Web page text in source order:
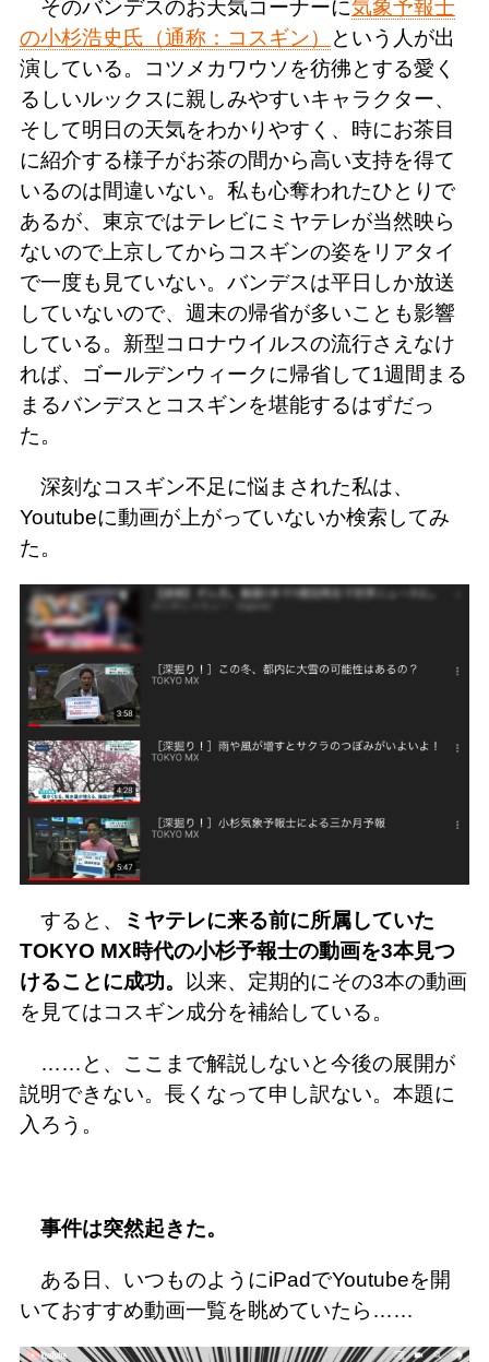
そのバンデスのお天気コーナーに気象予報士
の小杉浩史氏（通称：コスギン）
という人が出
演している。コツメカワウソを彷彿とする愛く
るしいルックスに親しみやすいキャラクター、
そして明日の天気をわかりやすく、時にお茶目
に紹介する様子がお茶の間から高い支持を得て
いるのは間違いない。私も心奪われたひとりで
あるが、東京ではテレビにミヤテレが当然映ら
ないので上京してからコスギンの姿をリアタイ
で一度も見ていない。バンデスは平日しか放送
していないので、週末の帰省が多いことも影響
している。新型コロナウイルスの流行さえなけ
れば、ゴールデンウィークに帰省して1週間まる
まるバンデスとコスギンを堪能するはずだっ
た。
深刻なコスギン不足に悩まされた私は、
Youtubeに動画が上がっていないか検索してみ
た。
すると、
ミヤテレに来る前に所属していた
TOKYO MX時代の小杉予報士の動画を3本見つ
けることに成功。 以来、定期的にその3本の動画
を見てはコスギン成分を補給している。
……と、ここまで解説しないと今後の展開が
説明できない。長くなって申し訳ない。本題に
入ろう。
事件は突然起きた。
ある日、いつものようにiPadでYoutubeを開
いておすすめ動画一覧を眺めていたら……